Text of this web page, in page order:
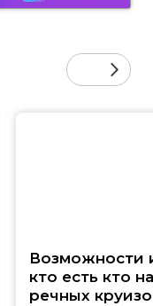
Возможности
кто есть кто
речных